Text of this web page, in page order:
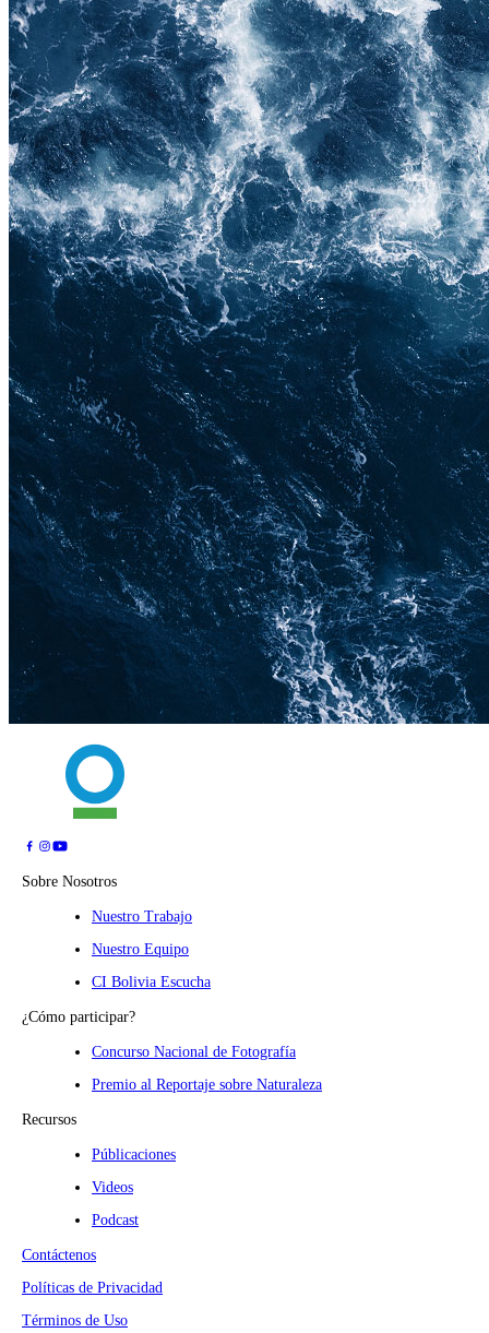
Sobre Nosotros
Nuestro Trabajo
Nuestro Equipo
CI Bolivia Escucha
¿Cómo participar?
Concurso Nacional de Fotografía
Premio al Reportaje sobre Naturaleza
Recursos
Públicaciones
Videos
Podcast
Contáctenos
Políticas de Privacidad
Términos de Uso